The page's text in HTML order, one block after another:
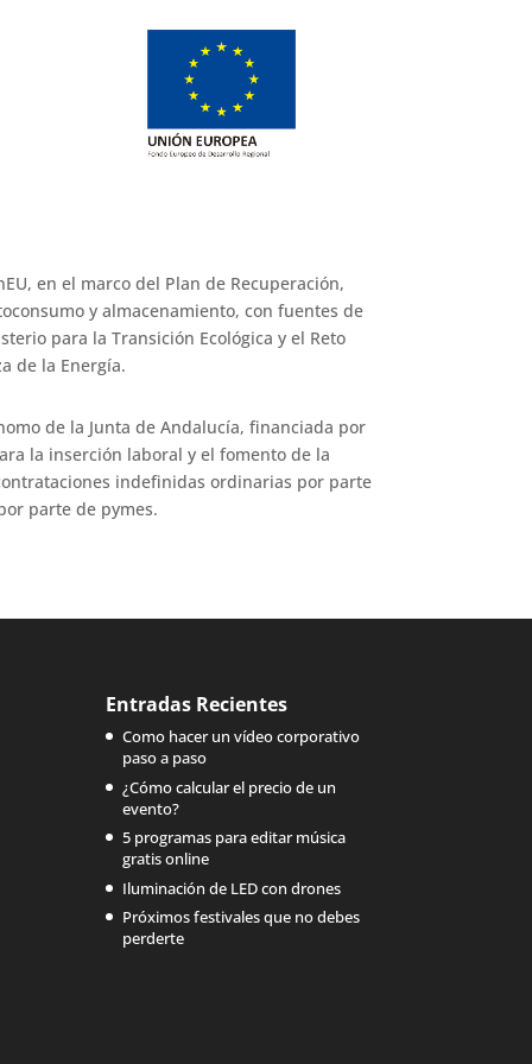
en el marco del Plan de Recuperación,
y almacenamiento, con fuentes de
para la Transición Ecológica y el Reto
de la Energía.
de la Junta de Andalucía, financiada por
la inserción laboral y el fomento de la
indefinidas ordinarias por parte
parte de pymes.
Entradas Recientes
Como hacer un vídeo corporativo
paso a paso
¿Cómo calcular el precio de un
evento?
5 programas para editar música
gratis online
Iluminación de LED con drones
Próximos festivales que no debes
perderte